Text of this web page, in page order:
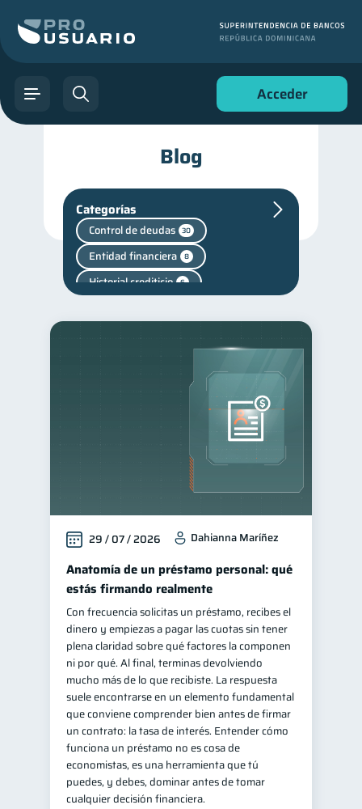
Acceder
Blog
Categorías
Control de deudas 30
Entidad financiera 8
Historial crediticio 6
Salud mental
Finanzas para jóvenes 30
Finanzas familiares 25
Inclusión financiera 22
Bienestar financiero 22
Finanzas para mujeres 20
Seguridad financiera 13
Salud financiera 12
Productos financieros
Organización Financiera 10
Deudas Préstamos
Ahorro 8 Consejos 6
Tarjeta de crédito
Ciberseguridad 5
29 / 07 / 2026 Dahianna Maríñez
Anatomía de un préstamo personal: qué
estás firmando realmente
Con frecuencia solicitas un préstamo, recibes el
dinero y empiezas a pagar las cuotas sin tener
plena claridad sobre qué factores la componen
ni por qué. Al final, terminas devolviendo
mucho más de lo que recibiste. La respuesta
suele encontrarse en un elemento fundamental
que conviene comprender bien antes de firmar
un contrato: la tasa de interés. Entender cómo
funciona un préstamo no es cosa de
economistas, es una herramienta que tú
puedes, y debes, dominar antes de tomar
cualquier decisión financiera.